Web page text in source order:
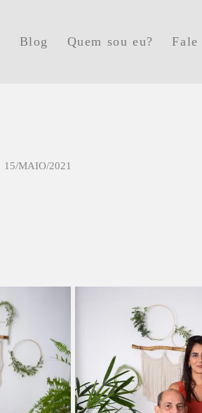
Blog Quem sou eu? Fale
15/MAIO/2021